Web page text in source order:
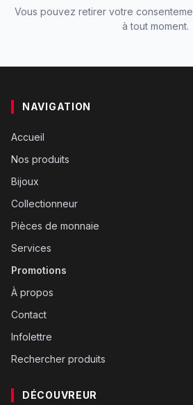
Vous pouvez retirer votre
à tout moment.
NAVIGATION
Accueil
Nos produits
Bijoux
Collectionneur
Pièces de monnaie
Services
Promotions
À propos
Contact
Infolettre
Rechercher produits
DÉCOUVREUR